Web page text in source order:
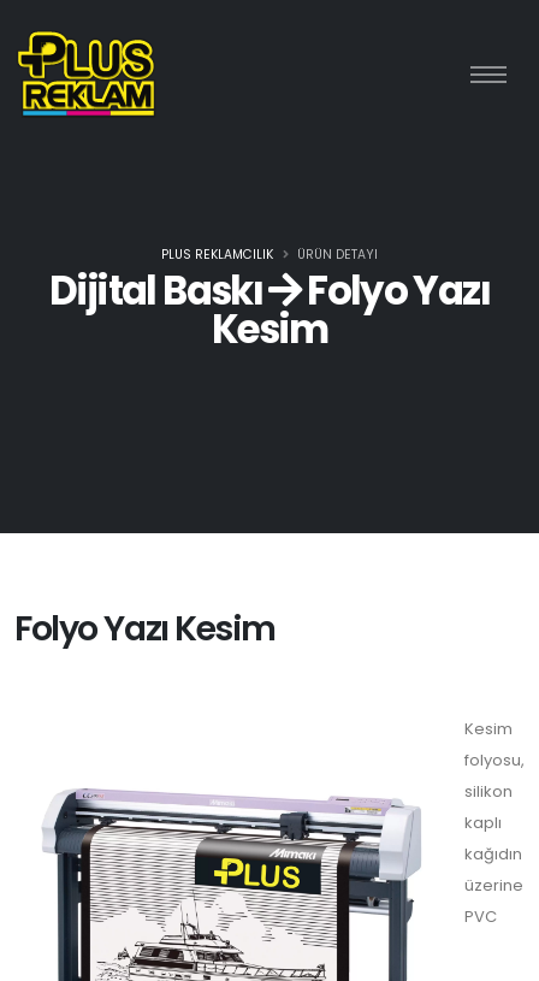
Dijital Baskı Folyo Yazı
Kesim
PLUS REKLAMCILIK ÜRÜN DETAYI
Folyo Yazı Kesim
Kesim
folyosu,
silikon
kaplı
kağıdın
üzerine
PVC